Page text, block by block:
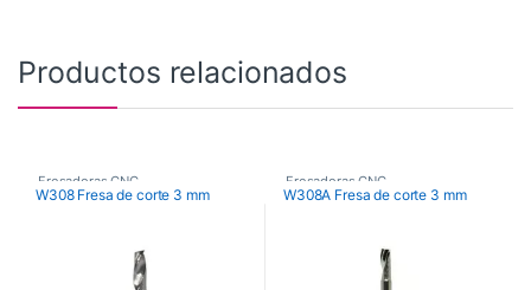
Productos relacionados
Fresadoras CNC
W308 Fresa de corte 3 mm
Fresadoras CNC
W308A Fresa de corte 3 mm